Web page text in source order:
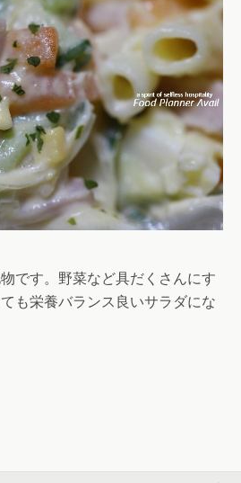
です。野菜など具だくさんにす
も栄養バランス良いサラダにな